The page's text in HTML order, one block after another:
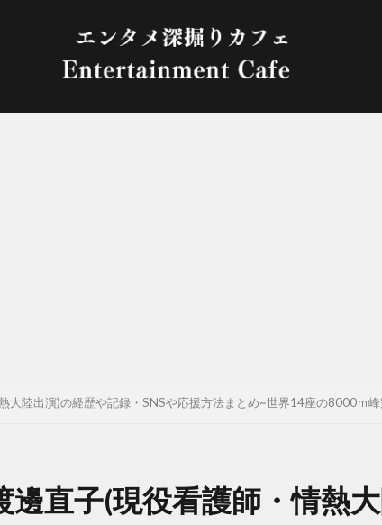
大陸出演)の経歴や記録・SNSや応援方法まとめ~世界14座の8000ｍ
邊直子(現役看護師・情熱